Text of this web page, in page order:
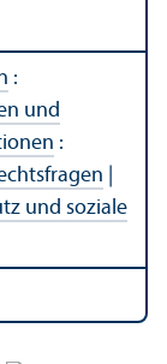
:
und
:
und soziale